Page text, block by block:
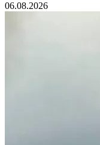
06.08.2026